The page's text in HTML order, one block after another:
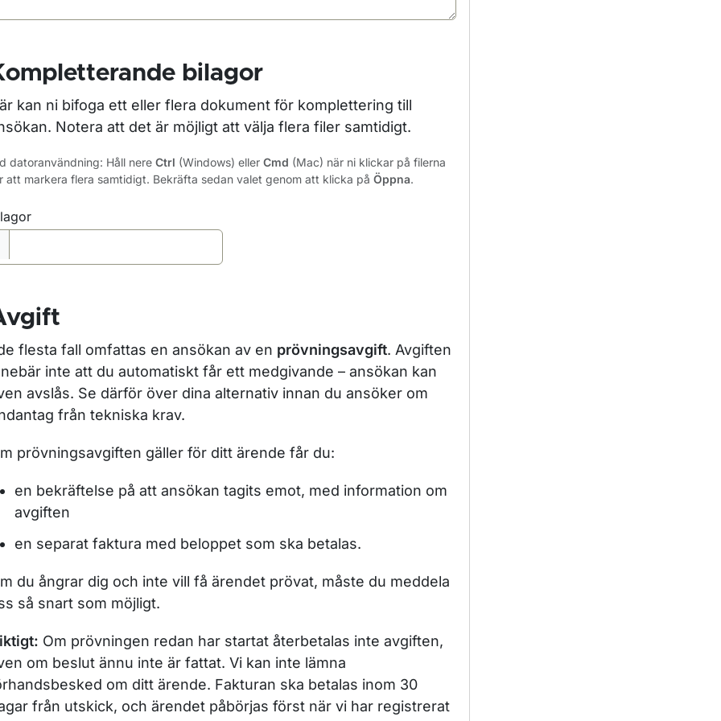
bilagor
kan ni bifoga ett eller flera dokument för komplettering till
Notera att det är möjligt att välja flera filer samtidigt.
datoranvändning: Håll nere Ctrl (Windows) eller Cmd (Mac) när ni klickar på filerna
att markera flera samtidigt. Bekräfta sedan valet genom att klicka på Öppna.
flesta fall omfattas en ansökan av en prövningsavgift. Avgiften
inte att du automatiskt får ett medgivande – ansökan kan
avslås. Se därför över dina alternativ innan du ansöker om
från tekniska krav.
prövningsavgiften gäller för ditt ärende får du:
en bekräftelse på att ansökan tagits emot, med information om
avgiften
en separat faktura med beloppet som ska betalas.
du ångrar dig och inte vill få ärendet prövat, måste du meddela
så snart som möjligt.
Om prövningen redan har startat återbetalas inte avgiften,
om beslut ännu inte är fattat. Vi kan inte lämna
om ditt ärende. Fakturan ska betalas inom 30
från utskick, och ärendet påbörjas först när vi har registrerat